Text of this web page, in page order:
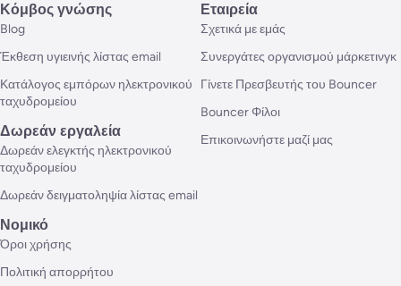
Κόμβος γνώσης
Blog
Έκθεση υγιεινής λίστας email
Κατάλογος εμπόρων ηλεκτρονικού
ταχυδρομείου
Δωρεάν εργαλεία
Δωρεάν ελεγκτής ηλεκτρονικού
ταχυδρομείου
Δωρεάν δειγματοληψία λίστας email
Εταιρεία
Σχετικά με εμάς
Συνεργάτες οργανισμού μάρκετινγκ
Γίνετε Πρεσβευτής του Bouncer
Bouncer Φίλοι
Επικοινωνήστε μαζί μας
Νομικό
Όροι χρήσης
Πολιτική απορρήτου